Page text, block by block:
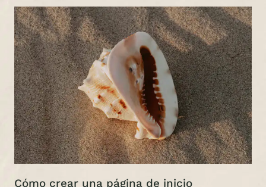
Cómo crear una página de inicio